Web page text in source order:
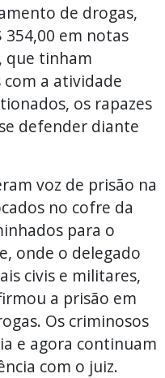
de drogas,
354,00 em notas
que tinham
a atividade
os rapazes
defender diante
voz de prisão na
no cofre da
para o
onde o delegado
civis e militares,
a prisão em
Os criminosos
e agora continuam
com o juiz.